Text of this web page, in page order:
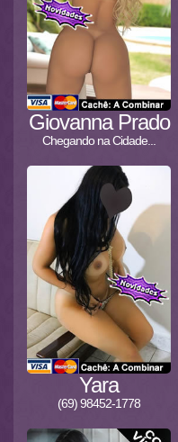
Giovanna Prado
Chegando na Cidade...
Yara
(69) 98452-1778